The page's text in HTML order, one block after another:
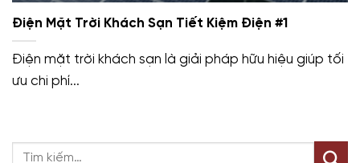
Điện Mặt Trời Khách Sạn Tiết Kiệm Điện #1
Điện mặt trời khách sạn là giải pháp hữu hiệu giúp tối
ưu chi phí...